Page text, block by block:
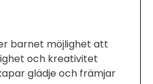
barnet möjlighet att
och kreativitet
glädje och främjar